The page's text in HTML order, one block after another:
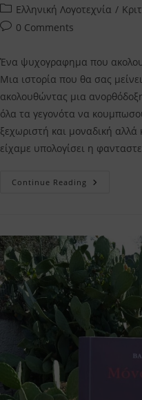
author:
Post
category:
Ελληνική Λογοτεχνία /
Post0 Comments
Ένα ψυχογραφημα που
Μια ιστορία που θα σας
ακολουθώντας μια
όλα τα γεγονότα να
ξεχωριστή και μοναδική
είχαμε υπολογίσει η
Continue Reading Θα
Η
Κριτική
Μου